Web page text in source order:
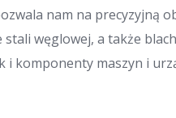
nam na precyzyjną
stali węglowej, a także
komponenty maszyn i